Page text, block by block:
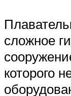
сложное
которого